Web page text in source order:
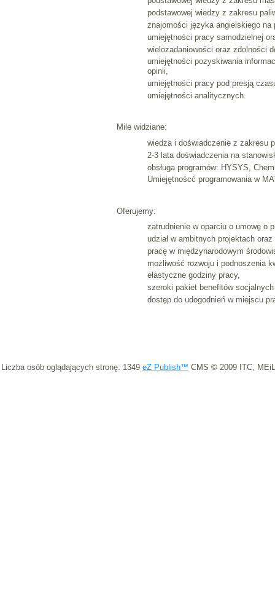
podstawowej wiedzy z zakresu
znajomości języka angielskiego na
umiejętności pracy samodzielnej
wielozadaniowości oraz zdolności
umiejętności pozyskiwania
opinii,
umiejętności pracy pod presją
umiejętności analitycznych.
Mile widziane:
wiedza i doświadczenie z zakresu
2-3 lata doświadczenia na
obsługa programów: HYSYS,
Umiejętnoścć programowania w
Oferujemy:
zatrudnienie w oparciu o umowę o
udział w ambitnych projektach
pracę w międzynarodowym
możliwość rozwoju i podnoszenia
elastyczne godziny pracy,
szeroki pakiet benefitów
dostęp do udogodnień w miejscu
Liczba osób oglądających stronę: 1349 eZ Publish™ CMS © 2009 ITC,